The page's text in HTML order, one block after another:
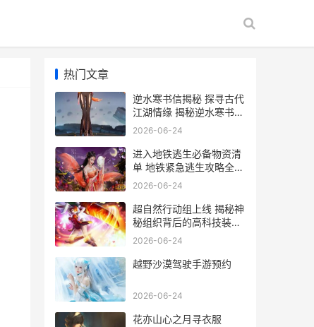
热门文章
逆水寒书信揭秘 探寻古代
江湖情缘 揭秘逆水寒书信
中的江湖秘密
2026-06-24
进入地铁逃生必备物资清
单 地铁紧急逃生攻略全解
析
2026-06-24
超自然行动组上线 揭秘神
秘组织背后的高科技装备
与行动策略
2026-06-24
越野沙漠驾驶手游预约
2026-06-24
花亦山心之月寻衣服